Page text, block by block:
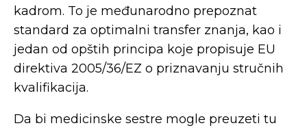
kadrom. To je međunarodno prepoznat
standard za optimalni transfer znanja, kao i
jedan od opštih principa koje propisuje EU
direktiva 2005/36/EZ o priznavanju stručnih
kvalifikacija.
Da bi medicinske sestre mogle preuzeti tu